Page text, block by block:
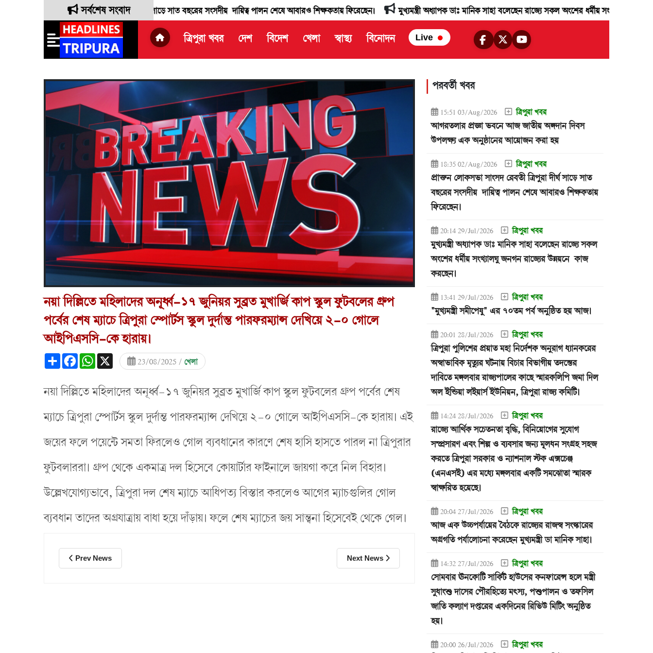
সর্বশেষ সংবাদ
সাংসদ রেবতী ত্রিপুরা দীর্ঘ সাড়ে সাত বছরের সংসদীয় দায়িত্ব পালন শেষে আবারও শিক্ষকতায় ফিরেছেন। মুখ্যমন্ত্রী অধ্যাপক ডাঃ মানিক সাহা বলেছেন রাজ্যে সকল অংশের ধর্মীয় সংখ্যালঘু জনগন রাজ্যের
ত্রিপুরা খবর দেশ বিদেশ খেলা স্বাস্থ্য বিনোদন Live
নয়া দিল্লিতে মহিলাদের অনূর্ধ্ব-১৭ জুনিয়র সুব্রত মুখার্জি কাপ স্কুল ফুটবলের গ্রুপ
পর্বের শেষ ম্যাচে ত্রিপুরা স্পোর্টস স্কুল দুর্দান্ত পারফরম্যান্স দেখিয়ে ২-০ গোলে
আইপিএসসি-কে হারায়।
Share FacebookWhatsApp 23/08/2025 / খেলা
নয়া দিল্লিতে মহিলাদের অনূর্ধ্ব-১৭ জুনিয়র সুব্রত মুখার্জি কাপ স্কুল ফুটবলের গ্রুপ পর্বের শেষ
ম্যাচে ত্রিপুরা স্পোর্টস স্কুল দুর্দান্ত পারফরম্যান্স দেখিয়ে ২-০ গোলে আইপিএসসি-কে হারায়। এই
জয়ের ফলে পয়েন্টে সমতা ফিরলেও গোল ব্যবধানের কারণে শেষ হাসি হাসতে পারল না ত্রিপুরার
ফুটবলাররা। গ্রুপ থেকে একমাত্র দল হিসেবে কোয়ার্টার ফাইনালে জায়গা করে নিল বিহার।
উল্লেখযোগ্যভাবে, ত্রিপুরা দল শেষ ম্যাচে আধিপত্য বিস্তার করলেও আগের ম্যাচগুলির গোল
ব্যবধান তাদের অগ্রযাত্রায় বাধা হয়ে দাঁড়ায়। ফলে শেষ ম্যাচের জয় সান্ত্বনা হিসেবেই থেকে গেল।
Prev News Next News
পরবর্তী খবর
15:51 03/Aug/2026 ত্রিপুরা খবর
আগরতলার প্রজ্ঞা ভবনে আজ জাতীয় অঙ্গদান দিবস
উপলক্ষ্য এক অনুষ্ঠানের আয়োজন করা হয়
18:35 02/Aug/2026 ত্রিপুরা খবর
প্রাক্তন লোকসভা সাংসদ রেবতী ত্রিপুরা দীর্ঘ সাড়ে সাত
বছরের সংসদীয় দায়িত্ব পালন শেষে আবারও শিক্ষকতায়
ফিরেছেন।
20:14 29/Jul/2026 ত্রিপুরা খবর
মুখ্যমন্ত্রী অধ্যাপক ডাঃ মানিক সাহা বলেছেন রাজ্যে সকল
অংশের ধর্মীয় সংখ্যালঘু জনগন রাজ্যের উন্নয়নে কাজ
করছেন।
13:41 29/Jul/2026 ত্রিপুরা খবর
"মুখ্যমন্ত্রী সমীপেষু" এর ৭০তম পর্ব অনুষ্ঠিত হয় আজ।
20:01 28/Jul/2026 ত্রিপুরা খবর
ত্রিপুরা পুলিশের প্রয়াত মহা নির্দেশক অনুরাগ ধ্যানকরের
অস্বাভাবিক মৃত্যুর ঘটনায় বিচার বিভাগীয় তদন্তের
দাবিতে মঙ্গলবার রাজ্যপালের কাছে স্মারকলিপি জমা দিল
অল ইন্ডিয়া লইয়ার্স ইউনিয়ন, ত্রিপুরা রাজ্য কমিটি।
14:24 28/Jul/2026 ত্রিপুরা খবর
রাজ্যে আর্থিক সচেতনতা বৃদ্ধি, বিনিয়োগের সুযোগ
সম্প্রসারণ এবং শিল্প ও ব্যবসার জন্য মূলধন সংগ্রহ সহজ
করতে ত্রিপুরা সরকার ও ন্যাশনাল স্টক এক্সচেঞ্জ
(এনএসই) এর মধ্যে মঙ্গলবার একটি সমঝোতা স্মারক
স্বাক্ষরিত হয়েছে।
20:04 27/Jul/2026 ত্রিপুরা খবর
আজ এক উচ্চপর্যায়ের বৈঠকে রাজ্যের রাজস্ব সংস্কারের
অগ্রগতি পর্যালোচনা করেছেন মুখ্যমন্ত্রী ডা মানিক সাহা।
14:32 27/Jul/2026 ত্রিপুরা খবর
সোমবার ঊনকোটি সার্কিট হাউসের কনফারেন্স হলে মন্ত্রী
সুধাংশু দাসের পৌরহিত্যে মৎস্য, পশুপালন ও তফসিল
জাতি কল্যাণ দপ্তরের একদিনের রিভিউ মিটিং অনুষ্ঠিত
হয়।
20:00 26/Jul/2026 ত্রিপুরা খবর